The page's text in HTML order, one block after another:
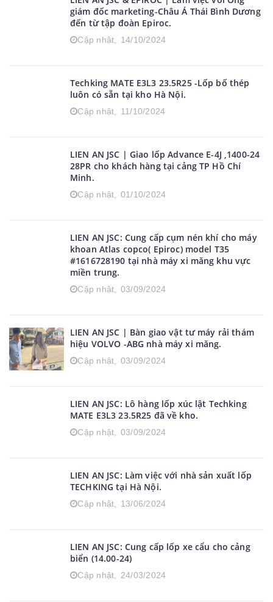
Cập nhật, 22/10/2024
LIEN AN JSC & EPIROC | Làm việc với Ông
Cập nhật,14/10/2024
Cập nhật, 11/10/2024
LIEN AN JSC | Giao lốp Advance E-4J ,1400-24
Cập nhật,01/10/2024
LIEN AN JSC: Cung cấp cụm nén khí cho máy
khoan Atlas copco( Epiroc) model T35
Cập nhật, 03/09/2024
Cập nhật,03/09/2024
Cập nhật,03/09/2024
Cập nhật,13/06/2024